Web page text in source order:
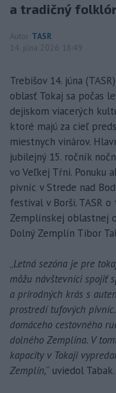
a tradičný
Autor TASR
14. júna 2026 18:49
Trebišov 14. júna
oblasť Tokaj sa počas
dejiskom viacerých
ktoré majú za cieľ
miestnych vinárov.
jubilejný 15. ročník
vo Veľkej Tŕni. Ponuku
pivníc v Strede nad
festival v Borši. TASR
Zemplínskej oblastnej
Dolný Zemplín Tibor
„Letná sezóna je pre
môžu návštevníci spojiť
a prírodných krás s
prostredí tufových
domáceho cestovného
dolného Zemplína. V
kapacity v Tokaji
Zemplín,“ uviedol Tabak.